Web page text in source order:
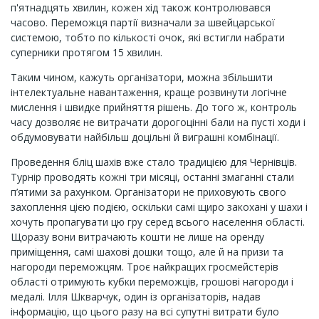
п'ятнадцять хвилин, кожен хід також контролювався
часово. Переможця партії визначали за швейцарської
системою, тобто по кількості очок, які встигли набрати
суперники протягом 15 хвилин.
Таким чином, кажуть організатори, можна збільшити
інтелектуальне навантаження, краще розвинути логічне
мислення і швидке прийняття рішень. До того ж, контроль
часу дозволяє не витрачати дорогоцінні бали на пусті ходи і
обдумовувати найбільш доцільні й виграшні комбінації.
Проведення бліц шахів вже стало традицією для Чернівців.
Турнір проводять кожні три місяці, останні змаганні стали
п’ятими за рахунком. Організатори не приховують свого
захоплення цією подією, оскільки самі щиро закохані у шахи і
хочуть пропагувати цю гру серед всього населення області.
Щоразу вони витрачають кошти не лише на оренду
приміщення, самі шахові дошки тощо, але й на призи та
нагороди переможцям. Троє найкращих гросмейстерів
області отримують кубки переможців, грошові нагороди і
медалі. Ілля Шкварчук, один із організаторів, надав
інформацію, що цього разу на всі супутні витрати було